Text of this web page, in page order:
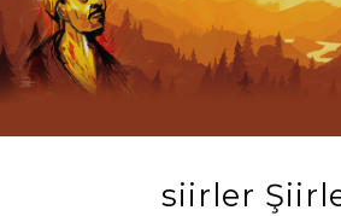
siirler